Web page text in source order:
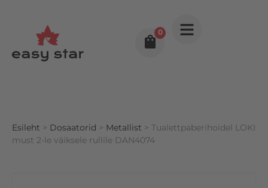
0
Esileht > Dosaatorid > Metallist > Tualettpaberihoidel LOKI
must 2-le väiksele rullile DAN4074